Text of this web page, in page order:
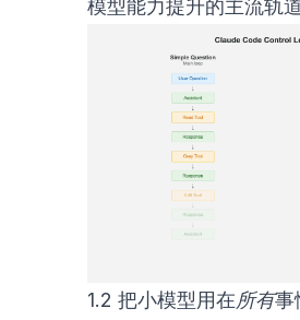
模型能力提升的主流轨道
1.2 把小模型用在所有事